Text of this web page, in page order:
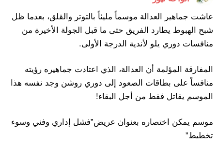
عاشت جماهير العدالة موسماً مليئاً بالتوتر والقلق، بعدما ظل
شبح الهبوط يطارد الفريق حتى ما قبل الجولة الأخيرة من
منافسات دوري يلو لأندية الدرجة الأولى.
المفارقة المؤلمة أن العدالة، الذي اعتادت جماهيره رؤيته
منافساً على بطاقات الصعود إلى دوري روشن وجد نفسه هذا
الموسم يقاتل فقط من أجل البقاء!
موسم يمكن اختصاره بعنوان عريض”فشل إداري وفني وسوء
تخطيط”